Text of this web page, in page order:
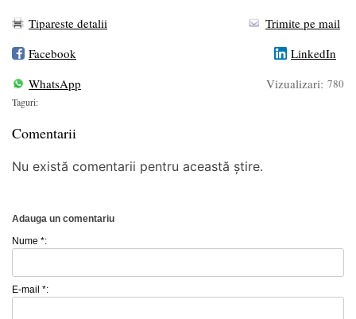
Tipareste detalii
Trimite pe mail
Facebook
LinkedIn
WhatsApp
Vizualizari: 780
Taguri:
Comentarii
Nu există comentarii pentru această știre.
Adauga un comentariu
Nume *:
E-mail *: